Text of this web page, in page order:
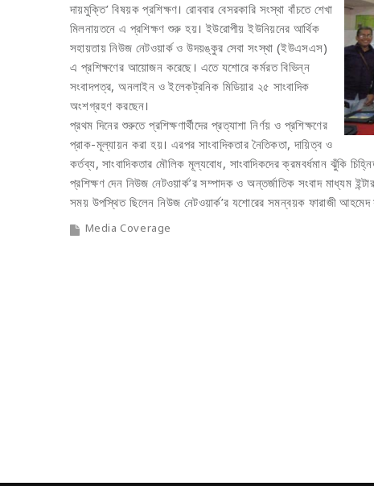
দায়মুক্তি’ বিষয়ক প্রশিক্ষণ। রোববার বেসরকারি সংস্থা বাঁচতে শেখা
মিলনায়তনে এ প্রশিক্ষণ শুরু হয়। ইউরোপীয় ইউনিয়নের আর্থিক
সহায়তায় নিউজ নেটওয়ার্ক ও উদয়ঙ্কুর সেবা সংস্থা (ইউএসএস)
এ প্রশিক্ষণের আয়োজন করেছে। এতে যশোরে কর্মরত বিভিন্ন
সংবাদপত্র, অনলাইন ও ইলেকট্রনিক মিডিয়ার ২৫ সাংবাদিক
অংশগ্রহণ করছেন।
প্রথম দিনের শুরুতে প্রশিক্ষণার্থীদের প্রত্যাশা নির্ণয় ও প্রশিক্ষণের
প্রাক-মূল্যায়ন করা হয়। এরপর সাংবাদিকতার নৈতিকতা, দায়িত্ব ও
কর্তব্য, সাংবাদিকতার মৌলিক মূল্যবোধ, সাংবাদিকদের ক্রমবর্ধমান ঝুঁকি
প্রশিক্ষণ দেন নিউজ নেটওয়ার্ক’র সম্পাদক ও অন্তর্জাতিক সংবাদ মাধ্যম
সময় উপস্থিত ছিলেন নিউজ নেটওয়ার্ক’র যশোরের সমন্বয়ক ফারাজী
Media Coverage